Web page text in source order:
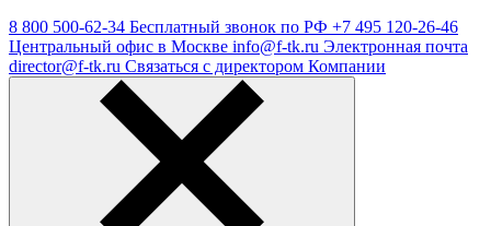
8 800 500-62-34 Бесплатный звонок по РФ +7 495 120-26-46
Центральный офис в Москве info@f-tk.ru Электронная почта
director@f-tk.ru Связаться с директором Компании